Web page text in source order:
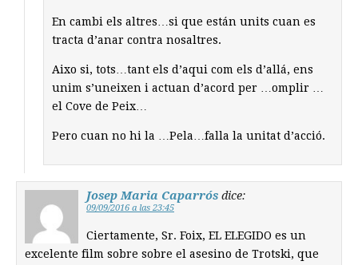
En cambi els altres…si que están units cuan es
tracta d’anar contra nosaltres.
Aixo si, tots…tant els d’aqui com els d’allá, ens
unim s’uneixen i actuan d’acord per …omplir …
el Cove de Peix…
Pero cuan no hi la …Pela…falla la unitat d’acció.
Josep Maria Caparrós dice:
09/09/2016 a las 23:45
Ciertamente, Sr. Foix, EL ELEGIDO es un
excelente film sobre sobre el asesino de Trotski, que